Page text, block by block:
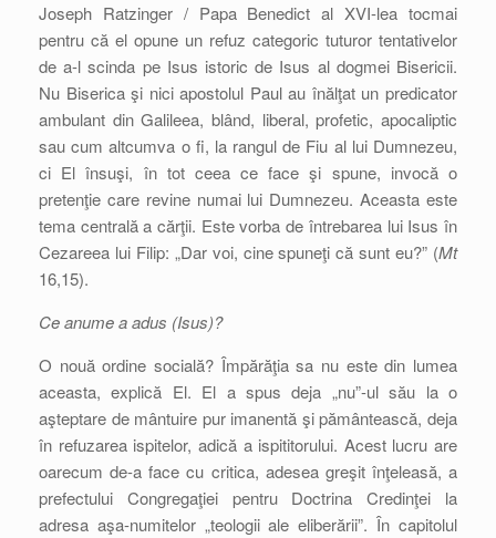
Joseph Ratzinger / Papa Benedict al XVI-lea tocmai
pentru că el opune un refuz categoric tuturor tentativelor
de a-l scinda pe Isus istoric de Isus al dogmei Bisericii.
Nu Biserica şi nici apostolul Paul au înălţat un predicator
ambulant din Galileea, blând, liberal, profetic, apocaliptic
sau cum altcumva o fi, la rangul de Fiu al lui Dumnezeu,
ci El însuşi, în tot ceea ce face şi spune, invocă o
pretenţie care revine numai lui Dumnezeu. Aceasta este
tema centrală a cărţii. Este vorba de întrebarea lui Isus în
Cezareea lui Filip: „Dar voi, cine spuneţi că sunt eu?” (Mt
16,15).
Ce anume a adus (Isus)?
O nouă ordine socială? Împărăţia sa nu este din lumea
aceasta, explică El. El a spus deja „nu”-ul său la o
aşteptare de mântuire pur imanentă şi pământească, deja
în refuzarea ispitelor, adică a ispititorului. Acest lucru are
oarecum de-a face cu critica, adesea greşit înţeleasă, a
prefectului Congregaţiei pentru Doctrina Credinţei la
adresa aşa-numitelor „teologii ale eliberării”. În capitolul